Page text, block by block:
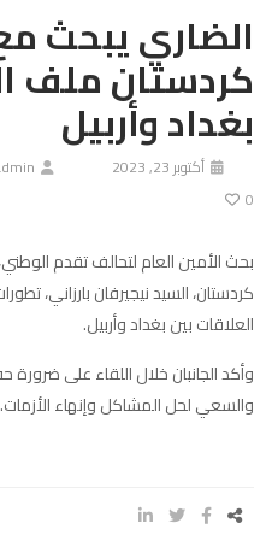
الضاري يبحث
كردستان ملف
بغداد وأربيل
أكتوبر 23, 2023
0
بحث الأمين العام لتحالف تقدم
كردستان، السيد نيجيرفان بارزاني،
العلاقات بين بغداد وأربيل.
وأكد الجانبان خلال اللقاء على ضرورة
والسعي لحل المشاكل وإنهاء الأزمات.